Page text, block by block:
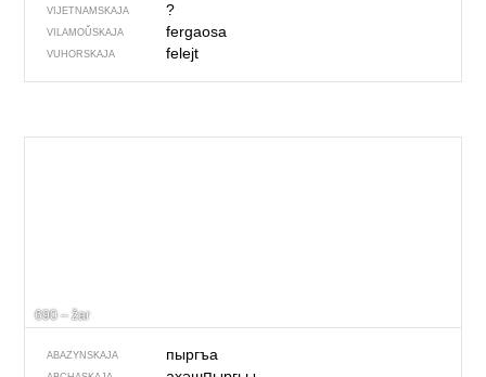
VIJETNAMSKAJA ?
VILAMOŬSKAJA fergaosa
VUHORSKAJA felejt
690 – žar
ABAZYNSKAJA пыргъа